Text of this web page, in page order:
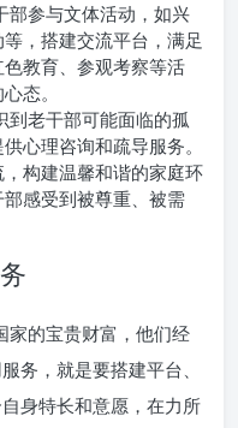
部参与文体活动，如兴
，搭建交流平台，满足
教育、参观考察等活
态。
到老干部可能面临的孤
心理咨询和疏导服务。
构建温馨和谐的家庭环
感受到被尊重、被需
家的宝贵财富，他们经
务，就是要搭建平台、
身特长和意愿，在力所